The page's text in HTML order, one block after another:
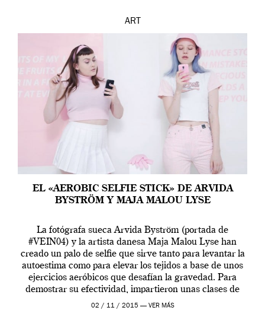
ART
EL «AEROBIC SELFIE STICK» DE ARVIDA
BYSTRÖM Y MAJA MALOU LYSE
La fotógrafa sueca Arvida Byström (portada de
#VEIN04) y la artista danesa Maja Malou Lyse han
creado un palo de selfie que sirve tanto para levantar la
autoestima como para elevar los tejidos a base de unos
ejercicios aeróbicos que desafían la gravedad. Para
demostrar su efectividad, impartieron unas clases de
prueba en el Tate […]
02 / 11 / 2015 — VER MÁS